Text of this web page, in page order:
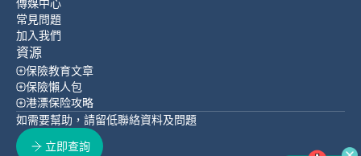
傳媒中心
常見問題
加入我們
資源
保險教育文章
保險懶人包
港漂保险攻略
如需要幫助，請留低聯絡資料及問題
立即查詢